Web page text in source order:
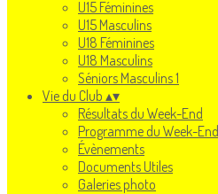
U15 Féminines
U15 Masculins
U18 Féminines
U18 Masculins
Séniors Masculins 1
Vie du Club ▴▾
Résultats du Week-End
Programme du Week-End
Évènements
Documents Utiles
Galeries photo